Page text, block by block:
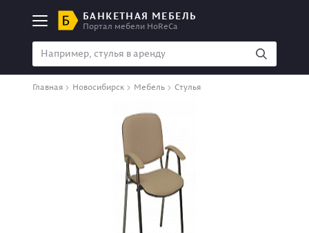
БАНКЕТНАЯ МЕБЕЛЬ
Портал мебели HoReCa
Главная Новосибирск Мебель Стулья